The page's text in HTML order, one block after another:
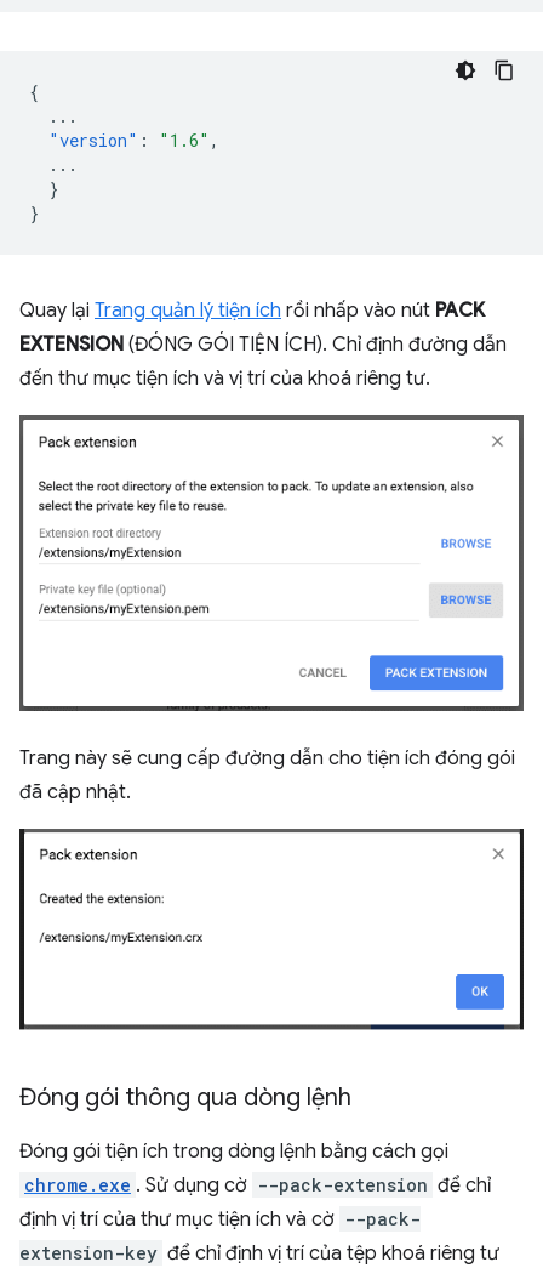
{
...
"version" : "1.6" ,
...
}
}
Quay lại Trang quản lý tiện ích rồi nhấp vào nút PACK
EXTENSION (ĐÓNG GÓI TIỆN ÍCH). Chỉ định đường dẫn
đến thư mục tiện ích và vị trí của khoá riêng tư.
Trang này sẽ cung cấp đường dẫn cho tiện ích đóng gói
đã cập nhật.
Đóng gói thông qua dòng lệnh
Đóng gói tiện ích trong dòng lệnh bằng cách gọi
chrome.exe . Sử dụng cờ --pack-extension để chỉ
định vị trí của thư mục tiện ích và cờ --pack-
extension-key để chỉ định vị trí của tệp khoá riêng tư